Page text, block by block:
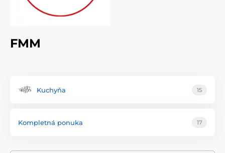
FMM
Kuchyňa 15
Kompletná ponuka 17